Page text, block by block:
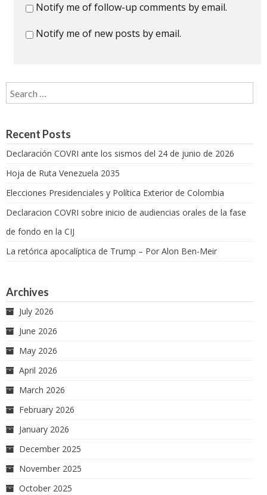
Notify me of follow-up comments by email.
Notify me of new posts by email.
Search for:
Recent Posts
Declaración COVRI ante los sismos del 24 de junio de 2026
Hoja de Ruta Venezuela 2035
Elecciones Presidenciales y Política Exterior de Colombia
Declaracion COVRI sobre inicio de audiencias orales de la fase
de fondo en la CIJ
La retórica apocalíptica de Trump – Por Alon Ben-Meir
Archives
July 2026
June 2026
May 2026
April 2026
March 2026
February 2026
January 2026
December 2025
November 2025
October 2025